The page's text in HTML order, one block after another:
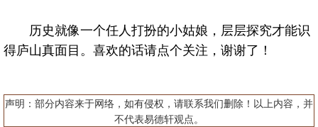
历史就像一个任人打扮的小姑娘，层层探究才能识
得庐山真面目。喜欢的话请点个关注，谢谢了！️️️
声明：部分内容来于网络，如有侵权，请联系我们删除！以上内容，并
不代表易德轩观点。